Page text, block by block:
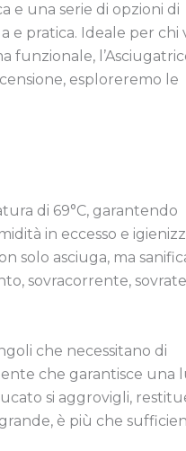
e una serie di opzioni di
e pratica. Ideale per chi
funzionale,
esploreremo le
di 69°C, garantendo
in eccesso e
solo asciuga, ma
sovracorrente,
che necessitano di
che garantisce una
si aggrovigli,
è più che